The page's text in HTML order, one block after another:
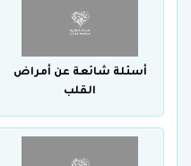
أسئلة شائعة عن أمراض
القلب